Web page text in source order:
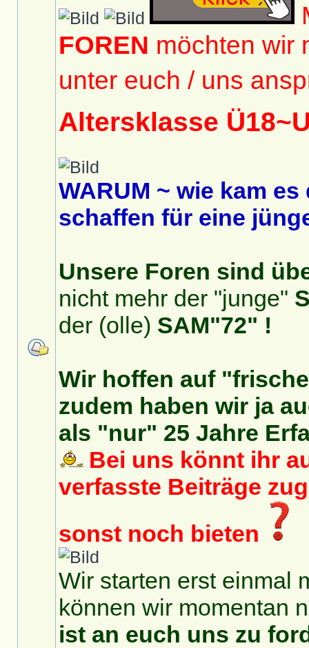
FOREN möchten wir
unter euch / uns
Altersklasse
WARUM ~ wie kam
schaffen für eine
Unsere Foren sind
nicht mehr der "junge"
der (olle) SAM"72" !
Wir hoffen auf
zudem haben wir ja
als "nur" 25 Jahre
Bei uns könnt ihr
verfasste Beiträge
sonst noch bieten
Wir starten erst einmal
können wir momentan
ist an euch uns zu